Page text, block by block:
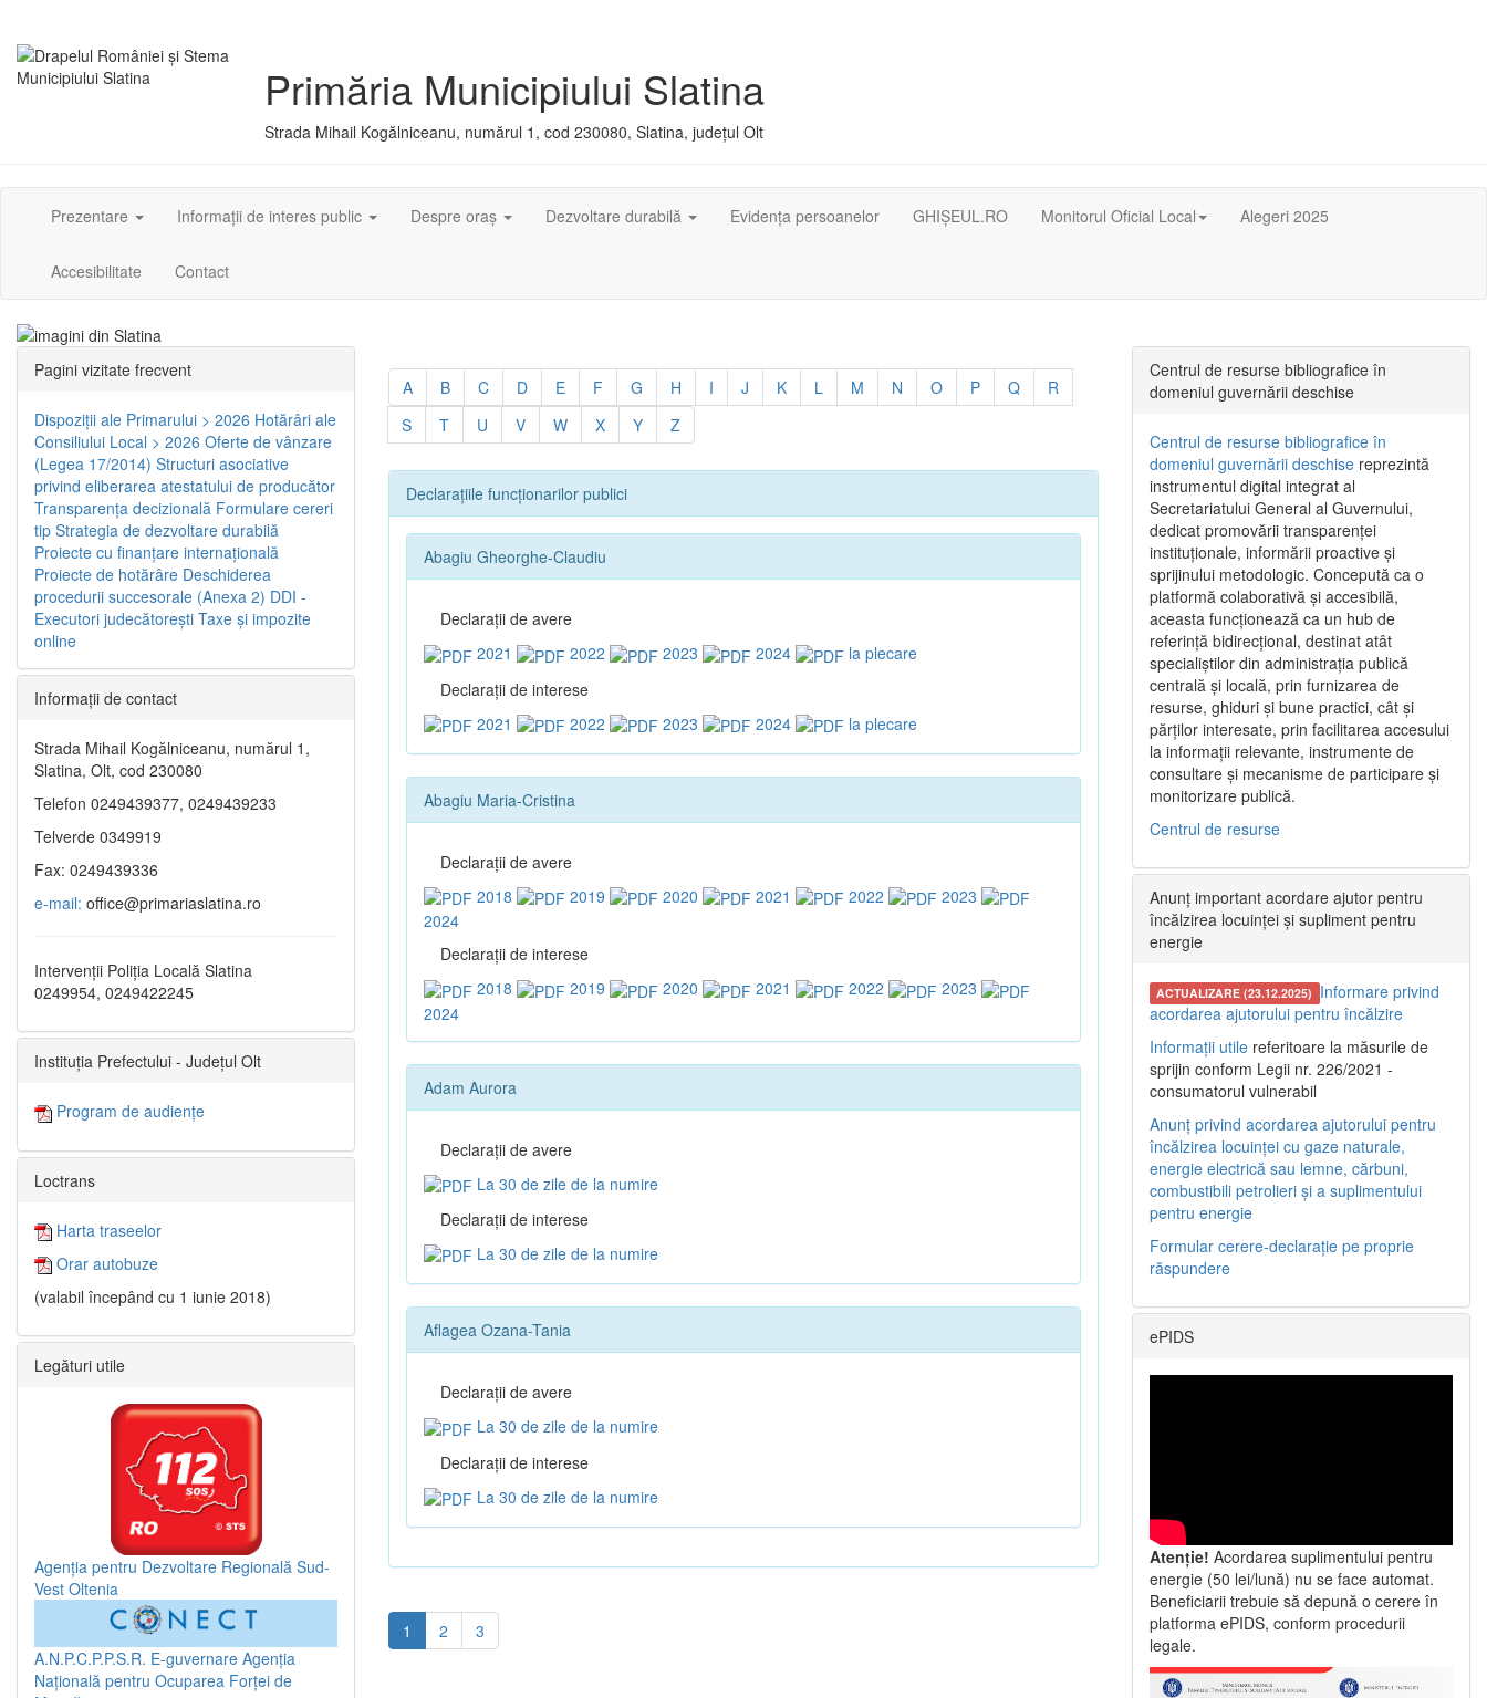
Primăria Municipiului Slatina
Strada Mihail Kogălniceanu, numărul 1, cod 230080, Slatina, județul Olt
Prezentare Informații de interes public Despre oraș Dezvoltare durabilă Evidența persoanelor GHIȘEUL.RO Monitorul Oficial Local Alegeri 2025
Accesibilitate Contact
A B C D E F G H I J K L M N O P Q
R
S
T U V W X Y Z
Declarațiile funcționarilor publici
Abagiu Gheorghe-Claudiu
Declaraţii de avere
2021
2022 2023 2024
la plecare
Declaraţii de interese
2021
2022 2023 2024 la plecare
Abagiu Maria-Cristina
Declaraţii de avere
2018
2019 2020 2021 2022
2023
2024
Declaraţii de interese
2018
2019 2020 2021 2022
2023
2024
Adam Aurora
Declaraţii de avere
La 30 de zile de la numire
Declaraţii de interese
La 30 de zile de la numire
Aflagea Ozana-Tania
Declaraţii de avere
La 30 de zile de la numire
Declaraţii de interese
La 30 de zile de la numire
1 2 3
Pagini vizitate frecvent
Dispoziţii ale Primarului > 2026 Hotărâri ale
Consiliului Local > 2026 Oferte de vânzare
(Legea 17/2014) Structuri asociative
privind eliberarea atestatului de producător
Transparenţa decizională Formulare cereri
tip Strategia de dezvoltare durabilă
Proiecte cu finanţare internaţională
Proiecte de hotărâre Deschiderea
procedurii succesorale (Anexa 2) DDI -
Executori judecătorești Taxe şi impozite
online
Informaţii de contact
Strada Mihail Kogălniceanu, numărul 1,
Slatina, Olt, cod 230080
Telefon 0249439377, 0249439233
Telverde 0349919
Fax: 0249439336
e-mail: office@primariaslatina.ro
Intervenții Poliția Locală Slatina
0249954, 0249422245
Instituția Prefectului - Județul Olt
Program de audiențe
Loctrans
Harta traseelor
Orar autobuze
(valabil începând cu 1 iunie 2018)
Legături utile
Agenția pentru Dezvoltare Regională Sud-
Vest Oltenia
A.N.P.C.P.P.S.R. E-guvernare Agenția
Națională pentru Ocuparea Forței de
Centrul de resurse bibliografice în
domeniul guvernării deschise
Centrul de resurse bibliografice în
domeniul guvernării deschise reprezintă
instrumentul digital integrat al
Secretariatului General al Guvernului,
dedicat promovării transparenței
instituționale, informării proactive și
sprijinului metodologic. Concepută ca o
platformă colaborativă și accesibilă,
aceasta funcționează ca un hub de
referință bidirecțional, destinat atât
specialiștilor din administrația publică
centrală și locală, prin furnizarea de
resurse, ghiduri și bune practici, cât și
părților interesate, prin facilitarea accesului
la informații relevante, instrumente de
consultare și mecanisme de participare și
monitorizare publică.
Centrul de resurse
Anunț important acordare ajutor pentru
încălzirea locuinței și supliment pentru
energie
ACTUALIZARE (23.12.2025) Informare privind
acordarea ajutorului pentru încălzire
Informații utile referitoare la măsurile de
sprijin conform Legii nr. 226/2021 -
consumatorul vulnerabil
Anunț privind acordarea ajutorului pentru
încălzirea locuinței cu gaze naturale,
energie electrică sau lemne, cărbuni,
combustibili petrolieri și a suplimentului
pentru energie
Formular cerere-declarație pe proprie
răspundere
ePIDS
Atenție! Acordarea suplimentului pentru
energie (50 lei/lună) nu se face automat.
Beneficiarii trebuie să depună o cerere în
platforma ePIDS, conform procedurii
legale.